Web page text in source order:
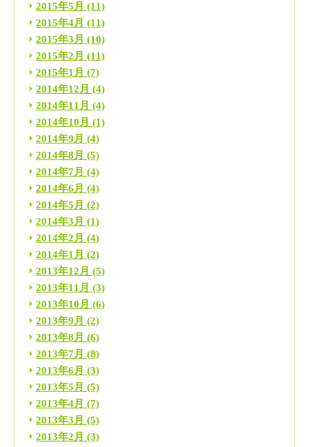
2015年5月 (11)
2015年4月 (11)
2015年3月 (10)
2015年2月 (11)
2015年1月 (7)
2014年12月 (4)
2014年11月 (4)
2014年10月 (1)
2014年9月 (4)
2014年8月 (5)
2014年7月 (4)
2014年6月 (4)
2014年5月 (2)
2014年3月 (1)
2014年2月 (4)
2014年1月 (2)
2013年12月 (5)
2013年11月 (3)
2013年10月 (6)
2013年9月 (2)
2013年8月 (6)
2013年7月 (8)
2013年6月 (3)
2013年5月 (5)
2013年4月 (7)
2013年3月 (5)
2013年2月 (3)